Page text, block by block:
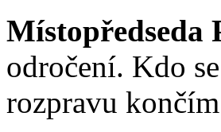
Místopředseda
odročení. Kdo
rozpravu